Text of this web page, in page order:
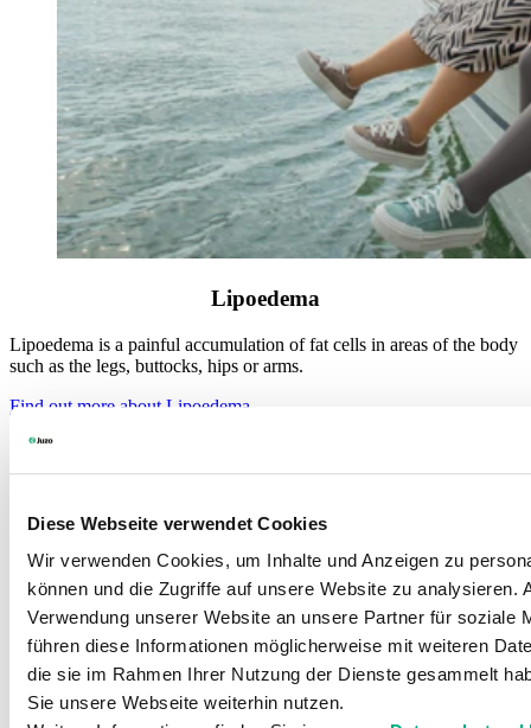
Diese Webseite verwendet Cookies
Wir verwenden Cookies, um Inhalte und Anzeigen zu
können und die Zugriffe auf unsere Website zu analysieren.
Verwendung unserer Website an unsere Partner für soziale
führen diese Informationen möglicherweise mit weiteren
die sie im Rahmen Ihrer Nutzung der Dienste gesammelt
Sie unsere Webseite weiterhin nutzen.
Lipoedema
Lipoedema is a painful accumulation of fat cells in areas of the body
such as the legs, buttocks, hips or arms.
Find out more about Lipoedema
86551 Aichach
Germany
E-Mail: info@juzo.nl
Bedrijf
Contact